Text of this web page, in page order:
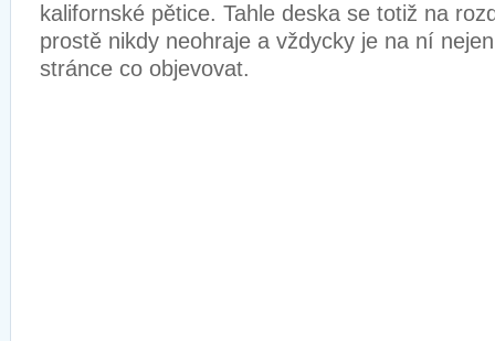
kalifornské pětice. Tahle deska se totiž na
prostě nikdy neohraje a vždycky je na ní
stránce co objevovat.